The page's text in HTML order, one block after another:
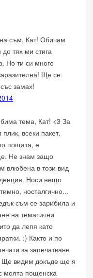
съм, Кат! Обичам
до тях ми стига
Но ти си много
Ще се
замах!
тема, Кат! <3 За
плик, всеки пакет,
пощата, е
Не знам защо
влюбена в този вид
Носи нещо
носталгично...
съм се зарибила и
на тематични
да лепя като
:) Както и по
за запечатване
Ще видим докъде ще я
моята пощенска